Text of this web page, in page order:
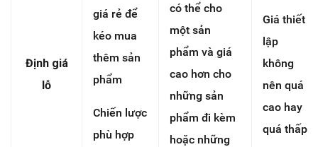
Định giá
lỗ
giá rẻ để
kéo mua
thêm sản
phẩm
Chiến lược
phù hợp
có thể cho
một sản
phẩm và giá
cao hơn cho
những sản
phẩm đi kèm
hoặc những
Giá thiết
lập
không
nên quá
cao hay
quá thấp